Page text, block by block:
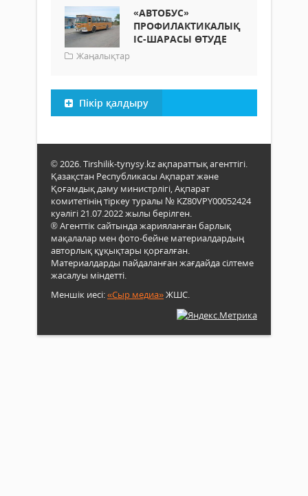
«АВТОБУС»
ПРОФИЛАКТИКАЛЫҚ
ІС-ШАРАСЫ ӨТУДЕ
Жаңалықтар
Пікір қалдыру
© 2026. Tirshilik-tynysy.kz ақпараттық агенттігі.
Қазақстан Республикасы Ақпарат және
Қоғамдық даму министрлігі, Ақпарат
комитетінің тіркеу туралы № KZ80VPY00052424
куәлігі 21.07.2022 жылы берілген.
® Агенттік сайтында жарияланған барлық
мақалалар мен фото-бейне материалдардың
авторлық құқықтары қорғалған.
Материалдарды пайдаланған жағдайда сілтеме
жасалуы міндетті.
Меншік иесі:«Сыр медиа»ЖШС.